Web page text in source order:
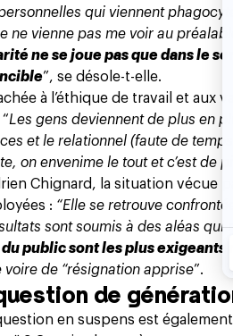
qui viennent
ne vienne pas me voir au
ne se joue pas que dans le
”, se désole-t-elle.
à l’éthique de travail et aux
Les gens deviennent de plus en
et le relationnel (faute de
on envenime le tout et c’est de
Chignard, la situation vécue
: “Elle se retrouve
sont soumis à des aléas
public sont les plus exigeants
voire de “résignation apprise”.
de
question en suspens est